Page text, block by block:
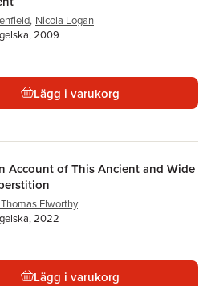
, Nicola Logan
2009
Lägg i varukorg
Account of This Ancient and Wide
Elworthy
2022
Lägg i varukorg